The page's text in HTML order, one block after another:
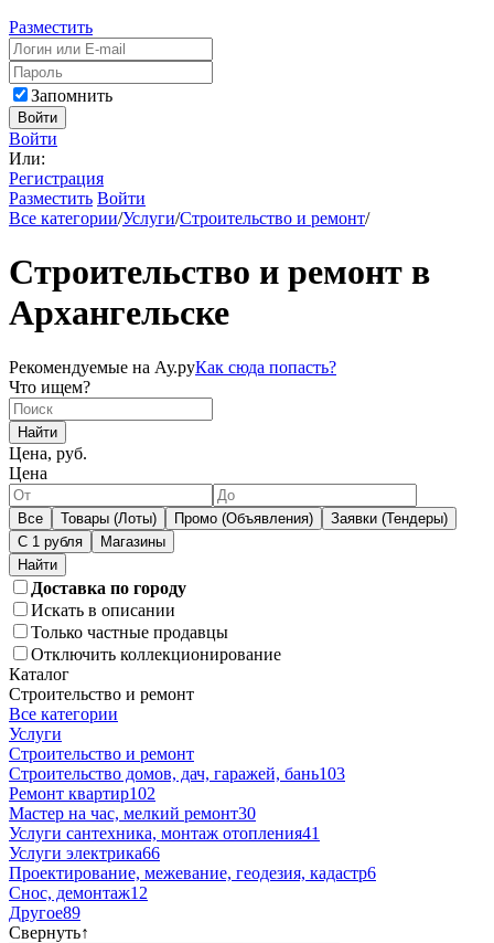
Разместить
Запомнить
Войти
Войти
Или:
Регистрация
Разместить Войти
Все категории/Услуги/Строительство и ремонт/
Строительство и ремонт в
Архангельске
Рекомендуемые на Ау.руКак сюда попасть?
Что ищем?
Найти
Цена, руб.
Цена
Все Товары (Лоты) Промо (Объявления)
Заявки (Тендеры)
С 1 рубля
Магазины
Доставка по городу
Искать в описании
Только частные продавцы
Отключить коллекционирование
Каталог
Строительство и ремонт
Все категории
Услуги
Строительство и ремонт
Строительство домов, дач, гаражей, бань103
Ремонт квартир102
Мастер на час, мелкий ремонт30
Услуги сантехника, монтаж отопления41
Услуги электрика66
Проектирование, межевание, геодезия, кадастр6
Снос, демонтаж12
Другое89
Свернуть↑